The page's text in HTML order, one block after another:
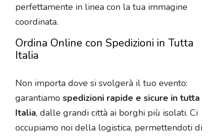
perfettamente in linea con la tua immagine
coordinata.
Ordina Online con Spedizioni in Tutta
Italia
Non importa dove si svolgerà il tuo evento:
garantiamo spedizioni rapide e sicure in tutta
Italia, dalle grandi città ai borghi più isolati. Ci
occupiamo noi della logistica, permettendoti di